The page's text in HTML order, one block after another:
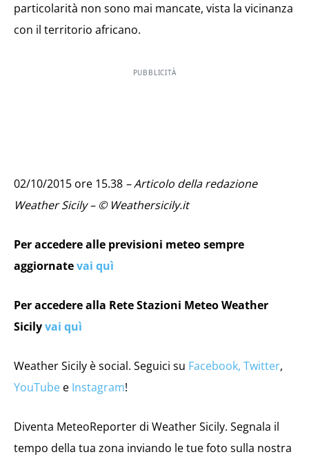
particolarità non sono mai mancate, vista la vicinanza
con il territorio africano.
PUBBLICITÀ
02/10/2015 ore 15.38 – Articolo della redazione
Weather Sicily – © Weathersicily.it
Per accedere alle previsioni meteo sempre
aggiornatevai quì
Per accedere alla Rete Stazioni Meteo Weather
Sicilyvai quì
Weather Sicily è social. Seguici su Facebook, Twitter,
YouTube e Instagram!
Diventa MeteoReporter di Weather Sicily. Segnala il
tempo della tua zona inviando le tue foto sulla nostra